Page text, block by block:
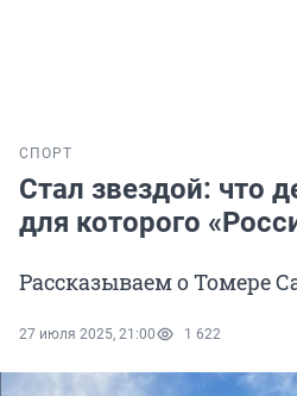
СПОРТ
Стал звездой: что
для которого
Рассказываем о Томере
27 июля 2025, 21:00 1 622